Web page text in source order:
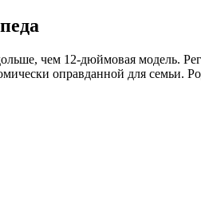
чем 12-дюймовая модель.
оправданной для